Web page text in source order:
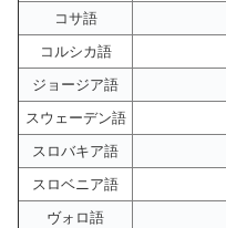
コサ語
コルシカ語
ジョージア語
スウェーデン語
スロバキア語
スロベニア語
ヴォロ語